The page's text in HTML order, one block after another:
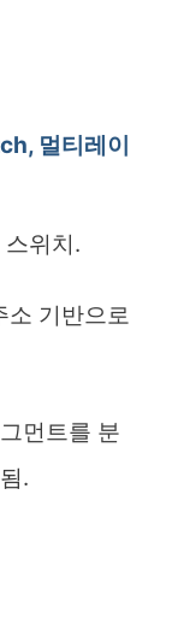
멀티레이
위치.
소 기반으로
먼트를 분
.